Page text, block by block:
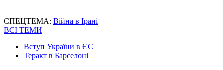
СПЕЦТЕМА: Війна в Ірані
ВСІ ТЕМИ
Вступ України в ЄС
Теракт в Барселоні